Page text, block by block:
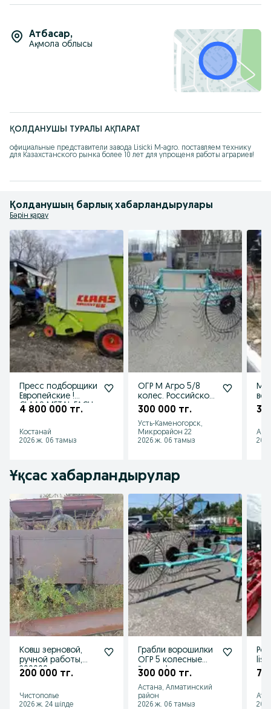
Атбасар,
Ақмола облысы
ҚОЛДАНУШЫ ТУРАЛЫ АҚПАРАТ
официальные представители завода Lisicki M-agro. поставляем технику
для Казахстанского рынка более 10 лет для упрощеня работы аграриев!
Қолданушың барлық хабарландырулары
Бәрін қарау
Пресс подборщики
Европейские !
CLAAS METAL FACH
4 800 000 тг.
Костанай
2026 ж. 06 тамыз
ОГР М Агро 5/8
колес. Российское
производство
300 000 тг.
Усть-Каменогорск,
Микрорайон 22
2026 ж. 06 тамыз
М
Ұқсас хабарландырулар
Ковш зерновой,
ручной работы,
200000тыс.
200 000 тг.
Чистополье
2026 ж. 24 шілде
Грабли ворошилки
ОГР 5 колесные
Россия!
300 000 тг.
Астана, Алматинский
район
2026 ж. 06 тамыз